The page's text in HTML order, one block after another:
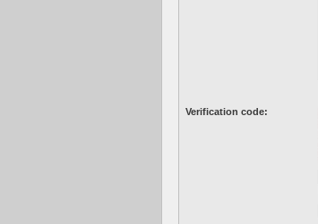
Verification code: